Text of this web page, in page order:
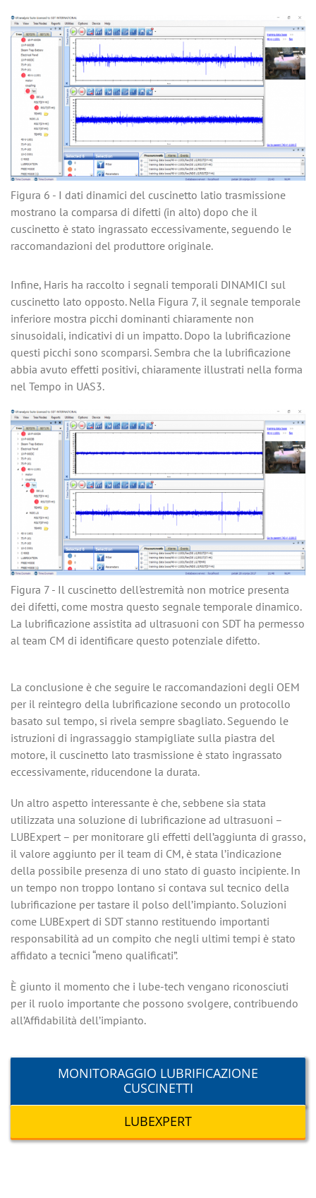
Figura 6 - I dati dinamici del cuscinetto latio trasmissione
mostrano la comparsa di difetti (in alto) dopo che il
cuscinetto è stato ingrassato eccessivamente, seguendo le
raccomandazioni del produttore originale.
Infine, Haris ha raccolto i segnali temporali DINAMICI sul
cuscinetto lato opposto. Nella Figura 7, il segnale temporale
inferiore mostra picchi dominanti chiaramente non
sinusoidali, indicativi di un impatto. Dopo la lubrificazione
questi picchi sono scomparsi. Sembra che la lubrificazione
abbia avuto effetti positivi, chiaramente illustrati nella forma
nel Tempo in UAS3.
Figura 7 - Il cuscinetto dell'estremità non motrice presenta
dei difetti, come mostra questo segnale temporale dinamico.
La lubrificazione assistita ad ultrasuoni con SDT ha permesso
al team CM di identificare questo potenziale difetto.
La conclusione è che seguire le raccomandazioni degli OEM
per il reintegro della lubrificazione secondo un protocollo
basato sul tempo, si rivela sempre sbagliato. Seguendo le
istruzioni di ingrassaggio stampigliate sulla piastra del
motore, il cuscinetto lato trasmissione è stato ingrassato
eccessivamente, riducendone la durata.
Un altro aspetto interessante è che, sebbene sia stata
utilizzata una soluzione di lubrificazione ad ultrasuoni –
LUBExpert – per monitorare gli effetti dell’aggiunta di grasso,
il valore aggiunto per il team di CM, è stata l’indicazione
della possibile presenza di uno stato di guasto incipiente. In
un tempo non troppo lontano si contava sul tecnico della
lubrificazione per tastare il polso dell’impianto. Soluzioni
come LUBExpert di SDT stanno restituendo importanti
responsabilità ad un compito che negli ultimi tempi è stato
affidato a tecnici “meno qualificati”.
È giunto il momento che i lube-tech vengano riconosciuti
per il ruolo importante che possono svolgere, contribuendo
all’Affidabilità dell’impianto.
MONITORAGGIO LUBRIFICAZIONE
CUSCINETTI
LUBEXPERT